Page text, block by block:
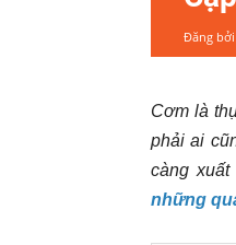
|
Đăng bởi
Cơm là
phải ai
càng
những